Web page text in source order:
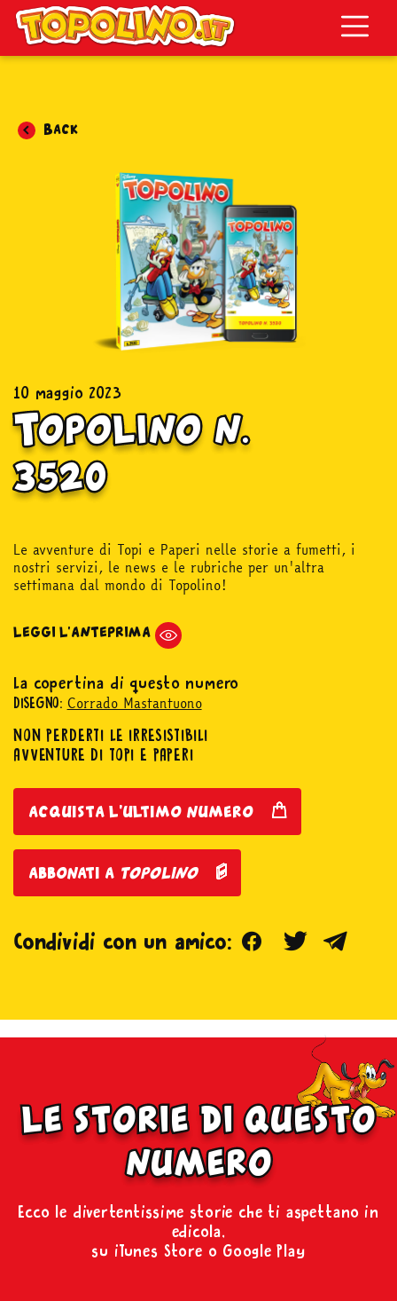
Topolino.it
Back
10 maggio 2023
Topolino n.
3520
Le avventure di Topi e Paperi nelle storie a fumetti, i
nostri servizi, le news e le rubriche per un'altra
settimana dal mondo di Topolino!
LEGGI L'ANTEPRIMA
La copertina di questo numero
DISEGNO: Corrado Mastantuono
NON PERDERTI LE IRRESISTIBILI
AVVENTURE DI TOPI E PAPERI
acquista l'ultimo numero
abbonati a topolino
Condividi con un amico: FacebookTwitter
le storie di questo
numero
Ecco le divertentissime storie che ti aspettano in
edicola,
su iTunes Store o Google Play